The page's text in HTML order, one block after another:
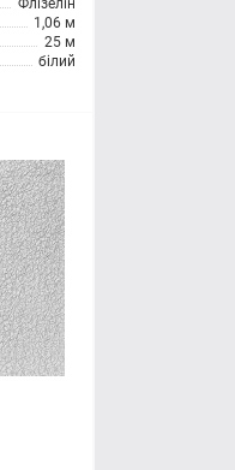
Флізелін
1,06 м
25 м
білий